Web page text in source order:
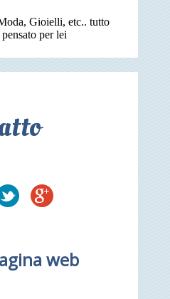
Gioielli, etc.. tutto
per lei
web